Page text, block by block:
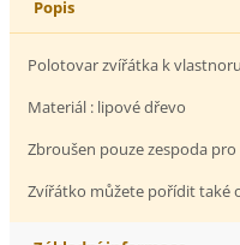
Popis
Polotovar zvířátka k
Materiál : lipové dřevo
Zbroušen pouze zespoda
Zvířátko můžete pořídit také